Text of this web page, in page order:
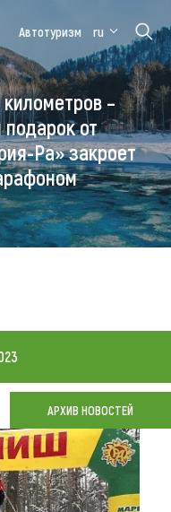
Алтайская
зимовка
Автотуризм ru
–
от
Ра» закроет
АРХИВ НОВОСТЕЙ